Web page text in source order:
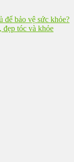
để bảo vệ sức khỏe?
đẹp tóc và khỏe